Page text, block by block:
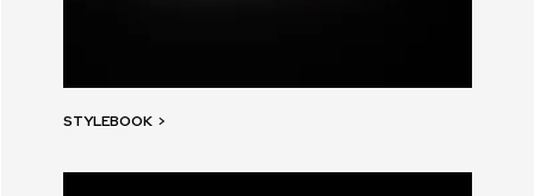
STYLEBOOK >